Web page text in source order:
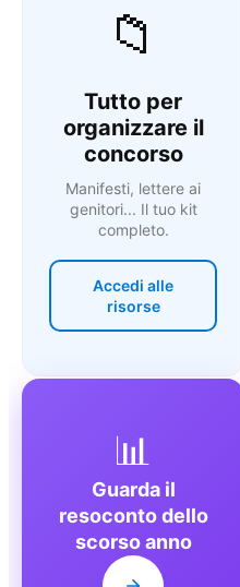
📁
Tutto per
organizzare il
concorso
Manifesti, lettere ai
genitori... Il tuo kit
completo.
Accedi alle
risorse
📊
Guarda il
resoconto dello
scorso anno